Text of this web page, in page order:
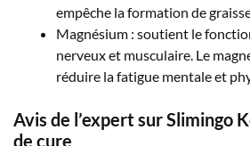
empêche la formation de
Magnésium : soutient le
nerveux et musculaire. Le
réduire la fatigue mentale et
Avis de l’expert sur Slimingo
de cure